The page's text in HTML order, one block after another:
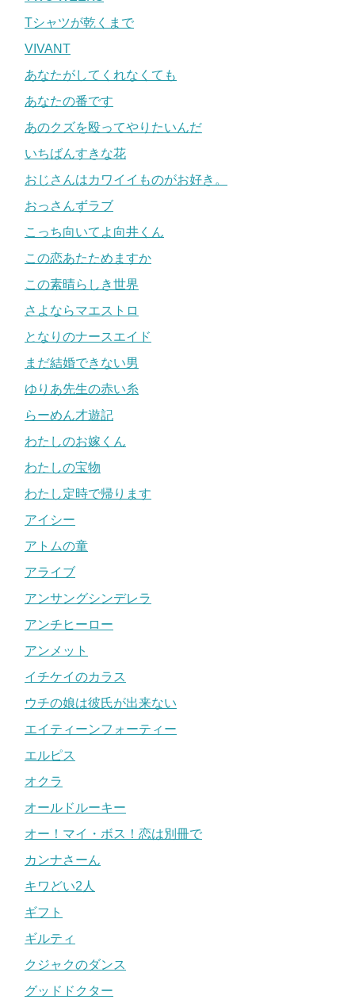
Tシャツが乾くまで
VIVANT
あなたがしてくれなくても
あなたの番です
あのクズを殴ってやりたいんだ
いちばんすきな花
おじさんはカワイイものがお好き。
おっさんずラブ
こっち向いてよ向井くん
この恋あたためますか
この素晴らしき世界
さよならマエストロ
となりのナースエイド
まだ結婚できない男
ゆりあ先生の赤い糸
らーめん才遊記
わたしのお嫁くん
わたしの宝物
わたし定時で帰ります
アイシー
アトムの童
アライブ
アンサングシンデレラ
アンチヒーロー
アンメット
イチケイのカラス
ウチの娘は彼氏が出来ない
エイティーンフォーティー
エルピス
オクラ
オールドルーキー
オー！マイ・ボス！恋は別冊で
カンナさーん
キワどい2人
ギフト
ギルティ
クジャクのダンス
グッドドクター